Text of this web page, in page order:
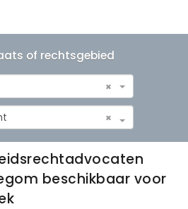
of rechtsgebied
×
×
beschikbaar voor